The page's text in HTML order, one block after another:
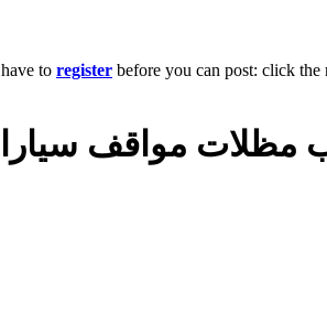
to register before you can post: click the
مظلات مواقف